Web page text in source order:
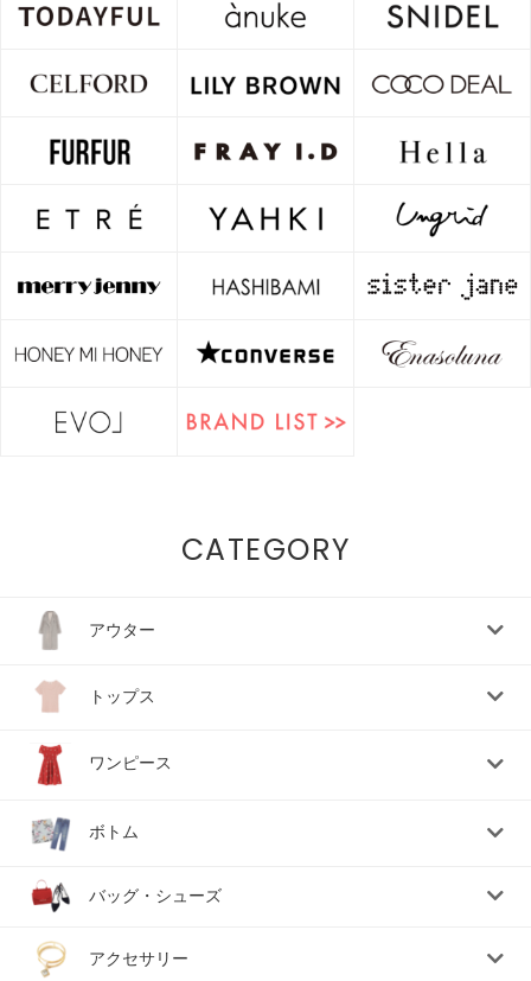
CATEGORY
アウター
トップス
ワンピース
ボトム
バッグ・シューズ
アクセサリー